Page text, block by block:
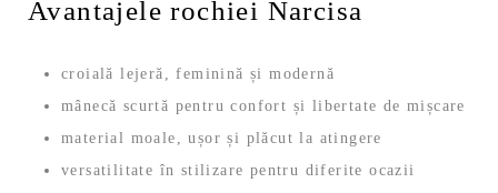
Avantajele rochiei Narcisa
croială lejeră, feminină și modernă
mânecă scurtă pentru confort și libertate de mișcare
material moale, ușor și plăcut la atingere
versatilitate în stilizare pentru diferite ocazii